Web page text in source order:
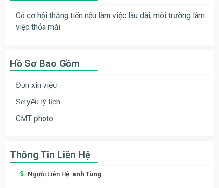
Có cơ hội thăng tiến nếu làm việc lâu dài, môi trường làm
việc thỏa mái
Hồ Sơ Bao Gồm
Đơn xin việc
Sơ yếu lý lịch
CMT photo
Thông Tin Liên Hệ
Người Liên Hệ: anh Tùng